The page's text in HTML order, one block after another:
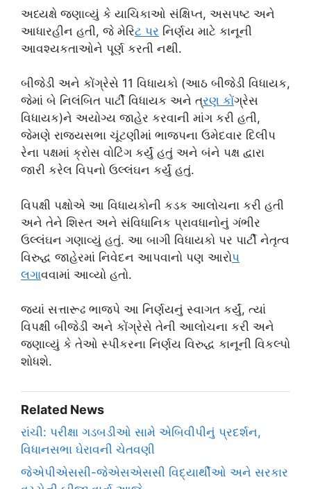
અધ્યક્ષે જણાવ્યું કે યાચિકાઓ સંક્ષિપ્ત, અસપષ્ટ અને
આધારહીન હતી, જે મેરિટ પર નિર્ણય માટે કાનૂની
આવશ્યકતાઓને પૂર્ણ કરતી નથી.
બીજેડી અને કોંગ્રેસે 11 વિધાયકો (આઠ બીજેડી વિધાયક,
જેમાં બે નિલંબિત પાર્ટી વિધાયક અને ત્રણ કોંગ્રેસ
વિધાયક)ને અયોગ્ય જાહેર કરવાની માંગ કરી હતી,
જેમણે રાજ્યસભા ચૂંટણીમાં ભાજપના ઉમેદવાર દિલીપ
રેના પક્ષમાં ક્રોસ વોટિંગ કર્યું હતું અને બંને પક્ષ દ્વારા
જારી કરેલ વિપનો ઉલ્લંઘન કર્યું હતું.
વિપક્ષી પક્ષોએ આ વિધાયકોની કડક આલોચના કરી હતી
અને તેને શિસ્ત અને સંવિધાનિક પ્રાવધાનોનું ગંભીર
ઉલ્લંઘન ગણાવ્યું હતું. આ બાગી વિધાયકો પર પાર્ટી નેતૃત્વ
વિરુદ્ધ જાહેરમાં નિવેદન આપવાનો પણ આરોપ
લગાવવામાં આવ્યો હતો.
જ્યાં સત્તારૂઢ ભાજપે આ નિર્ણયનું સ્વાગત કર્યું, ત્યાં
વિપક્ષી બીજેડી અને કોંગ્રેસે તેની આલોચના કરી અને
જણાવ્યું કે તેઓ સ્પીકરના નિર્ણય વિરુદ્ધ કાનૂની વિકલ્પો
શોધશે.
Related News
રાંચી: પરીક્ષા ગડબડીઓ સામે એબિવીપીનું પ્રદર્શન,
વિધાનસભા ઘેરાવની ચેતવણી
જેએપીએસસી-જેએસએસસી વિદ્યાર્થીઓ અને સરકાર